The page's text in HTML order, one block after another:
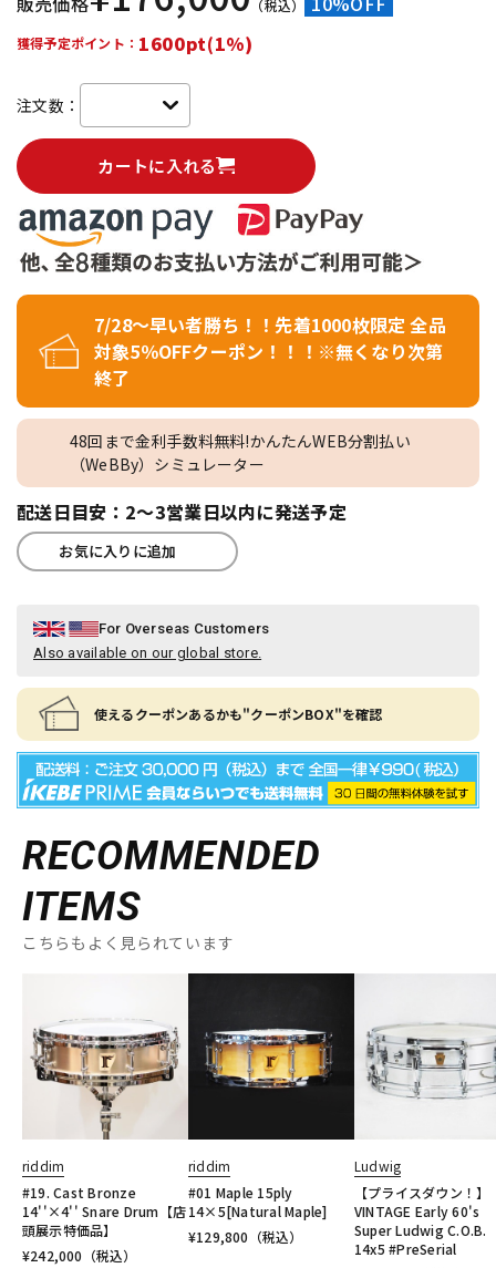
（税込）
獲得予定ポイント： 1600pt(1%)
注文数：
カートに入れる
7/28～早い者勝ち！！先着1000枚限定 全品
対象5％OFFクーポン！！！※無くなり次第
終了
48回まで金利手数料無料!かんたんWEB分割払い
（WeBBy）シミュレーター
配送日目安：2～3営業日以内に発送予定
お気に入りに追加
For Overseas Customers
Also available on our global store.
使えるクーポンあるかも"クーポンBOX"を確認
RECOMMENDED
ITEMS
こちらもよく見られています
riddim
#19. Cast Bronze
14''×4'' Snare Drum【店
頭展示特価品】
¥242,000 （税込）
riddim
#01 Maple 15ply
14×5[Natural Maple]
¥129,800 （税込）
Ludwig
【プライスダウン！】
VINTAGE Early 60's
Super Ludwig C.O.B.
14x5 #PreSerial